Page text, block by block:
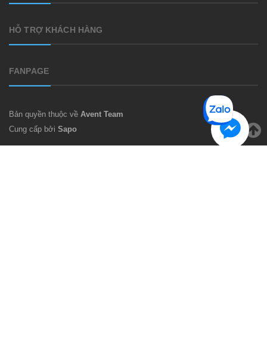
HỖ TRỢ KHÁCH HÀNG
FANPAGE
Bản quyền thuộc về Avent Team
Cung cấp bởi Sapo